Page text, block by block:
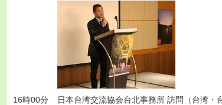
16時00分 日本台湾交流協会台北事務所 訪問（台湾・